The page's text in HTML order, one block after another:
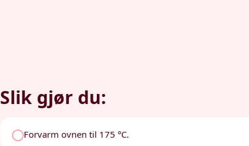
Slik gjør du:
Forvarm ovnen til 175 °C.